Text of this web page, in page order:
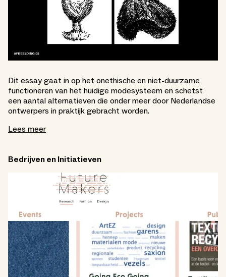
Dit essay gaat in op het onethische en niet-duurzame
functioneren van het huidige modesysteem en schetst
een aantal alternatieven die onder meer door Nederlandse
ontwerpers in praktijk gebracht worden.
Lees meer
Bedrijven en Initiatieven